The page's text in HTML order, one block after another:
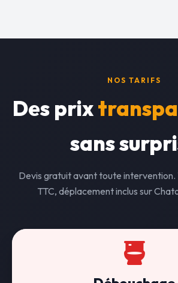
NOS TARIFS
Des prix
sans
Devis gratuit avant toute intervention.
TTC, déplacement inclus sur